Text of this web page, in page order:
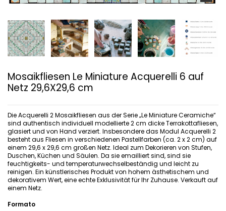
Mosaikfliesen Le Miniature Acquerelli 6 auf
Netz 29,6X29,6 cm
Die Acquerelli 2 Mosaikfliesen aus der Serie „Le Miniature Ceramiche“
sind authentisch individuell modellierte 2 cm dicke Terrakottafliesen,
glasiert und von Hand verziert. Insbesondere das Modul Acquerelli 2
besteht aus Fliesen in verschiedenen Pastellfarben (ca. 2 x 2 cm) auf
einem 29,6 x 29,6 cm großen Netz. Ideal zum Dekorieren von Stufen,
Duschen, Küchen und Säulen. Da sie emailliert sind, sind sie
feuchtigkeits- und temperaturwechselbeständig und leicht zu
reinigen. Ein künstlerisches Produkt von hohem ästhetischem und
dekorativem Wert, eine echte Exklusivität für Ihr Zuhause. Verkauft auf
einem Netz.
Formato